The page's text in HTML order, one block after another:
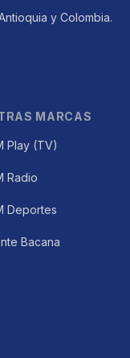
y Colombia.
MARCAS
Play (TV)
Radio
Deportes
Bacana